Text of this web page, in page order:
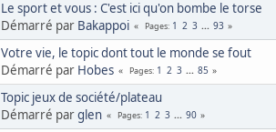
Le sport et vous : C'est ici qu'on bombe le torse
Démarré par Bakappoi Pages 1 2 3 ... 93
Votre vie, le topic dont tout le monde se fout
Démarré par Hobes Pages 1 2 3 ... 85
Topic jeux de société/plateau
Démarré parglen Pages 1 2 3 ... 90